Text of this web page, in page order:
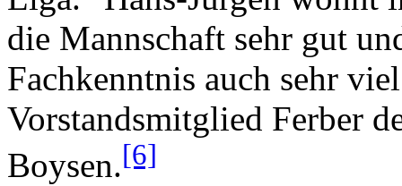
die Mannschaft sehr gut
Fachkenntnis auch sehr
Vorstandsmitglied Ferber
Boysen.[6]